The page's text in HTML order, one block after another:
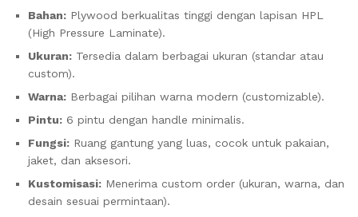
Bahan: Plywood berkualitas tinggi dengan lapisan HPL
(High Pressure Laminate).
Ukuran: Tersedia dalam berbagai ukuran (standar atau
custom).
Warna: Berbagai pilihan warna modern (customizable).
Pintu: 6 pintu dengan handle minimalis.
Fungsi: Ruang gantung yang luas, cocok untuk pakaian,
jaket, dan aksesori.
Kustomisasi: Menerima custom order (ukuran, warna, dan
desain sesuai permintaan).